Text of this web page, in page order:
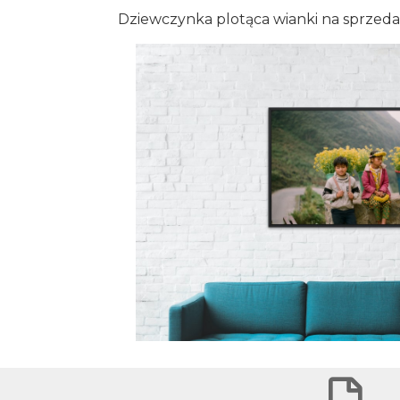
Dziewczynka plotąca wianki na